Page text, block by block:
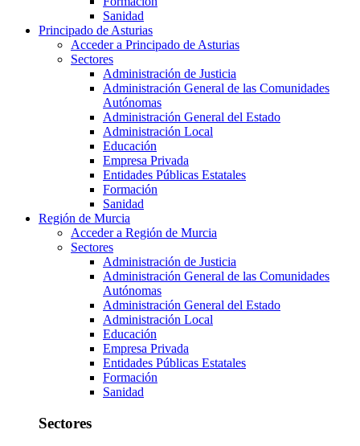
Sanidad
Principado de Asturias
Acceder a Principado de Asturias
Sectores
Administración de Justicia
Administración General de las Comunidades
Autónomas
Administración General del Estado
Administración Local
Educación
Empresa Privada
Entidades Públicas Estatales
Formación
Sanidad
Región de Murcia
Acceder a Región de Murcia
Sectores
Administración de Justicia
Administración General de las Comunidades
Autónomas
Administración General del Estado
Administración Local
Educación
Empresa Privada
Entidades Públicas Estatales
Formación
Sanidad
Sectores